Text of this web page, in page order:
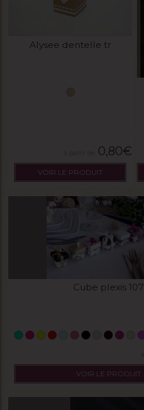
Alysee dentelle tr
0,80€
VOIR LE PRODUIT
Cube plexis 107
VOIR LE PRODUIT